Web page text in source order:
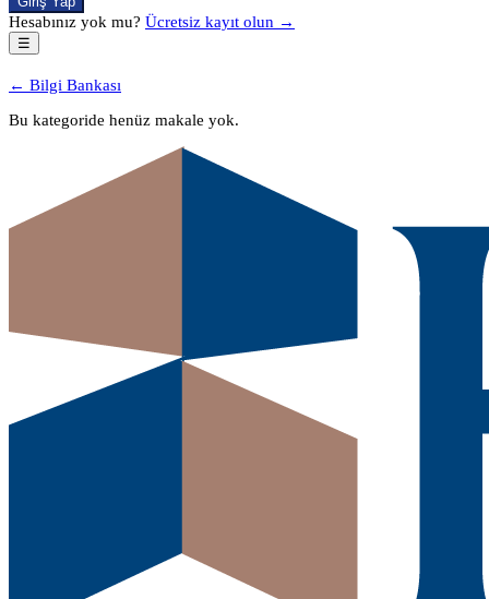
Hesabınız yok mu? Ücretsiz kayıt olun →
☰
← Bilgi Bankası
Bu kategoride henüz makale yok.